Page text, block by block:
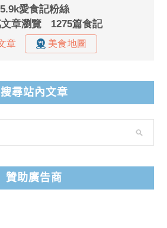
搜尋站內文章
贊助廣告商